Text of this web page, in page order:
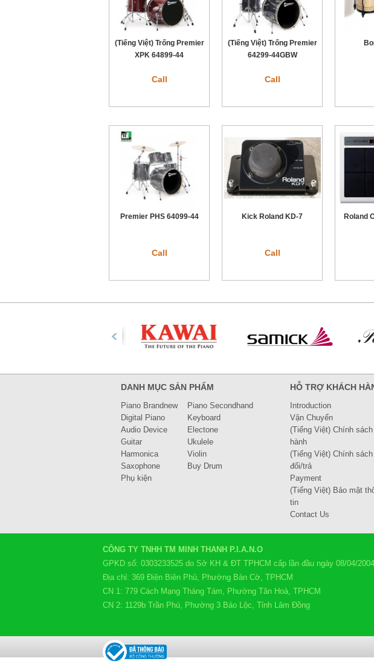
(Tiếng Việt) Trống Premier
XPK 64899-44
Call
(Tiếng Việt) Trống Premier
64299-44GBW
Call
Premier PHS 64099-44
Call
Kick Roland KD-7
Call
Roland
DANH MỤC SẢN PHẨM
Piano Brandnew
Piano Secondhand
Digital Piano
Keyboard
Audio Device
Electone
Guitar
Ukulele
Harmonica
Violin
Saxophone
Buy Drum
Phụ kiện
HỖ TRỢ KHÁCH
Introduction
Vận Chuyển
(Tiếng Việt) Chính
hành
(Tiếng Việt) Chính sách
đổi/trả
Payment
(Tiếng Việt) Bảo mật
tin
Contact Us
CÔNG TY TNHH TM MINH THANH P.I.A.N.O
GPKD số: 0303233525 do Sở KH & ĐT TPHCM cấp lần đầu ngày 08/04/2004
Địa chỉ: 369 Điện Biên Phủ, Phường Bàn Cờ, TPHCM
CN 1: 779 Cách Mạng Tháng Tám, Phường Tân Hoà, TPHCM
CN 2: 1129b Trần Phú, Phường 3 Bảo Lộc, Tỉnh Lâm Đồng